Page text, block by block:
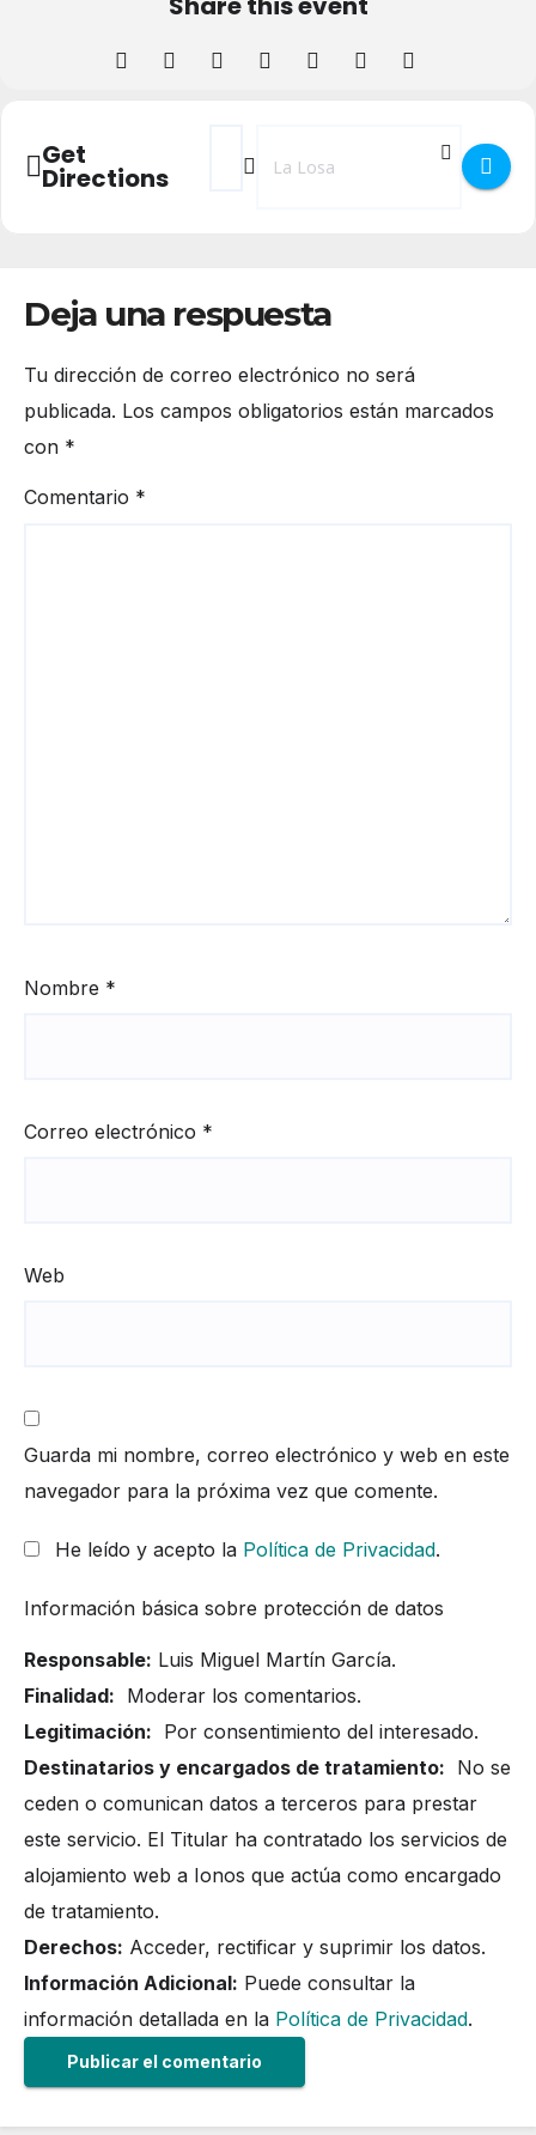
Get
Directions
Address - Feria de artesanía y
Destination Address - Feria de
Deja una respuesta
Tu dirección de correo electrónico no será
publicada. Los campos obligatorios están marcados
con *
Comentario *
Nombre *
Correo electrónico *
Web
Guarda mi nombre, correo electrónico y web en este
navegador para la próxima vez que comente.
He leído y acepto la Política de Privacidad.
Información básica sobre protección de datos
Responsable: Luis Miguel Martín García.
Finalidad: Moderar los comentarios.
Legitimación: Por consentimiento del interesado.
Destinatarios y encargados de tratamiento: No se
ceden o comunican datos a terceros para prestar
este servicio. El Titular ha contratado los servicios de
alojamiento web a Ionos que actúa como encargado
de tratamiento.
Derechos: Acceder, rectificar y suprimir los datos.
Información Adicional: Puede consultar la
información detallada en la Política de Privacidad.